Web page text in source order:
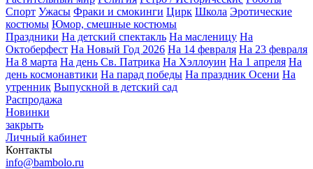
Спорт Ужасы Фраки и смокинги Цирк Школа Эротические
костюмы Юмор, смешные костюмы
Праздники На детский спектакль На масленицу На
Октоберфест На Новый Год 2026 На 14 февраля На 23 февраля
На 8 марта На день Св. Патрика На Хэллоуин На 1 апреля На
день космонавтики На парад победы На праздник Осени На
утренник Выпускной в детский сад
Распродажа
Новинки
закрыть
Личный кабинет
Контакты
info@bambolo.ru